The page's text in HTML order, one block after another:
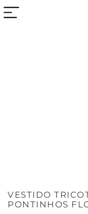
VESTIDO
PONTINHOS